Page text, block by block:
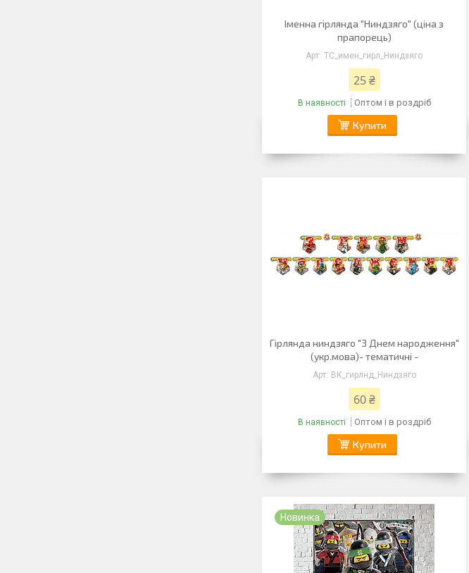
Іменна гірлянда "Ниндзяго" (ціна з
прапорець)
ТС_имен_гирл_Ниндзяго
25 ₴
В наявності Оптом і в роздріб
Купити
Гірлянда ниндзяго "З Днем народження"
(укр.мова)- тематичні -
ВК_гирлнд_Ниндзяго
60 ₴
В наявності Оптом і в роздріб
Купити
Новинка